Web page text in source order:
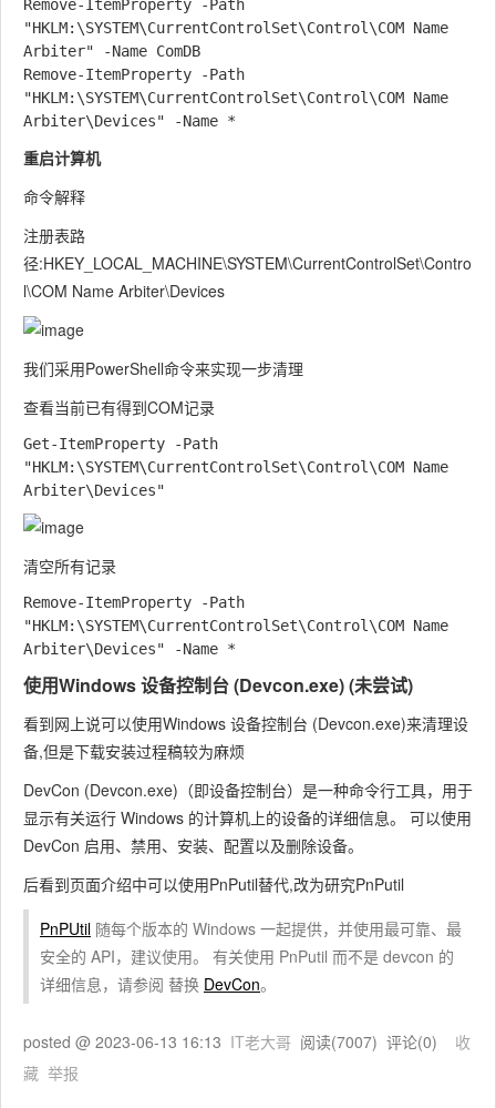
Remove-ItemProperty -Path
"HKLM:\SYSTEM\CurrentControlSet\Control\COM Name
Arbiter" -Name ComDB
Remove-ItemProperty -Path
"HKLM:\SYSTEM\CurrentControlSet\Control\COM Name
重启计算机
命令解释
注册表路
径:HKEY_LOCAL_MACHINE\SYSTEM\CurrentControlSet\Contro
l\COM Name Arbiter\Devices
我们采用PowerShell命令来实现一步清理
查看当前已有得到COM记录
Get-ItemProperty -Path
"HKLM:\SYSTEM\CurrentControlSet\Control\COM Name
清空所有记录
Remove-ItemProperty -Path
"HKLM:\SYSTEM\CurrentControlSet\Control\COM Name
使用Windows 设备控制台 (Devcon.exe) (未尝试)
看到网上说可以使用Windows 设备控制台 (Devcon.exe)来清理设
备,但是下载安装过程稿较为麻烦
DevCon (Devcon.exe)（即设备控制台）是一种命令行工具，用于
显示有关运行 Windows 的计算机上的设备的详细信息。 可以使用
DevCon 启用、禁用、安装、配置以及删除设备。
后看到页面介绍中可以使用PnPutil替代,改为研究PnPutil
PnPUtil 随每个版本的 Windows 一起提供，并使用最可靠、最
安全的 API，建议使用。 有关使用 PnPutil 而不是 devcon 的
详细信息，请参阅 替换 DevCon。
posted @ 2023-06-13 16:13 IT老大哥 阅读(7007) 评论(0) 收
藏 举报